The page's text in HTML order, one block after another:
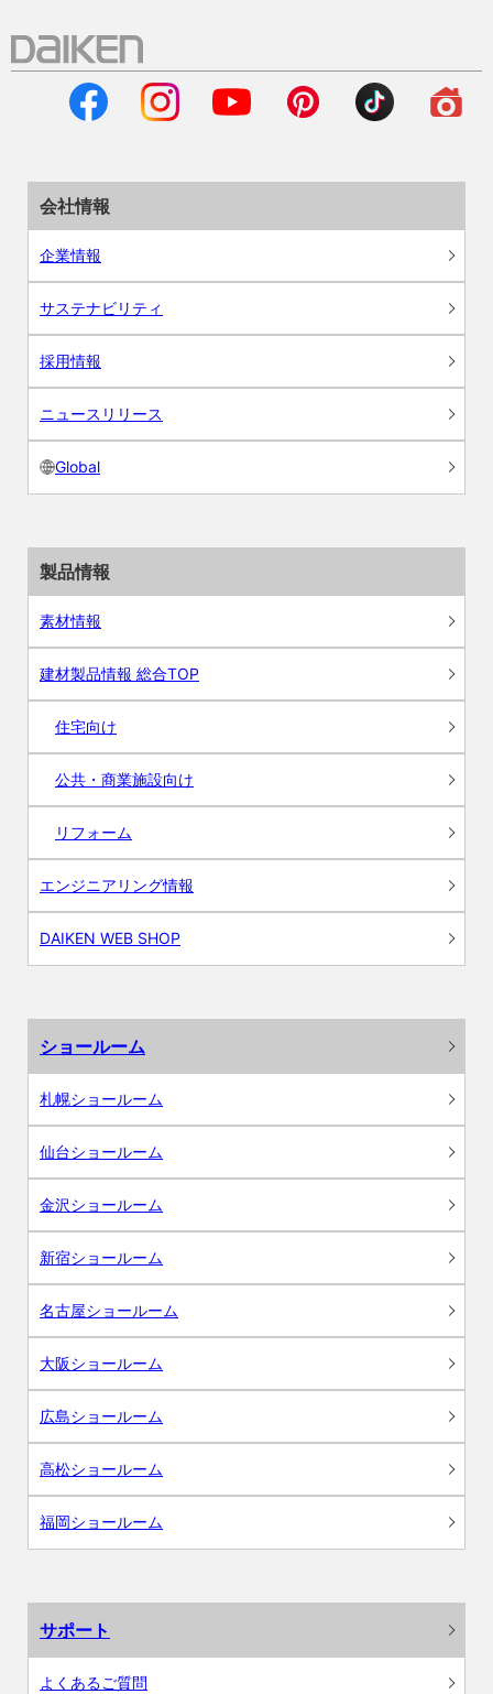
会社情報
企業情報
サステナビリティ
採用情報
ニュースリリース
Global
製品情報
素材情報
建材製品情報 総合TOP
住宅向け
公共・商業施設向け
リフォーム
エンジニアリング情報
DAIKEN WEB SHOP
ショールーム
札幌ショールーム
仙台ショールーム
金沢ショールーム
新宿ショールーム
名古屋ショールーム
大阪ショールーム
広島ショールーム
高松ショールーム
福岡ショールーム
サポート
よくあるご質問